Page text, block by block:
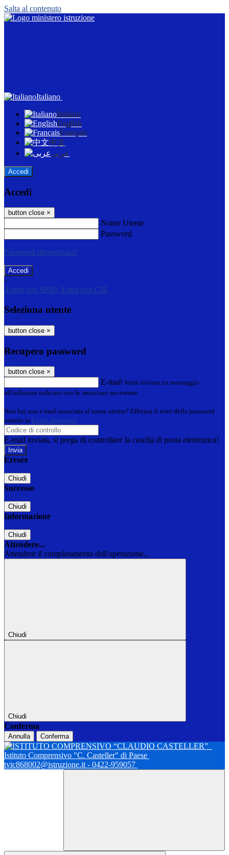
Salta al contenuto
Italiano
Italiano
English
Français
中文
عربى
Accedi
Accedi
button close ×
Nome Utente
Password
Password dimenticata?
-
Entra con SPID
Entra con CIE
Seleziona utente
button close ×
Recupero password
button close ×
E-mail Verrà inviato un messaggio
all'indirizzo indicato con le istruzioni necessarie.
Non hai una e-mail associata al nome utente? Effettua il reset della password
tramite la Login Spaggiari
E-mail inviata, si prega di controllare la casella di posta elettronica!
Errore
Chiudi
Successo
Chiudi
Informazione
Chiudi
Attendere...
Attendere il completamento dell'operazione...
Chiudi
Chiudi
Conferma
Annulla Conferma
Istituto Comprensivo "C. Casteller" di Paese
tvic868002@istruzione.it - 0422-959057